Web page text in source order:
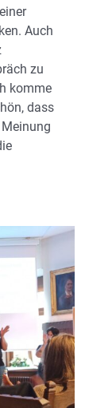
Auch
zu
komme
dass